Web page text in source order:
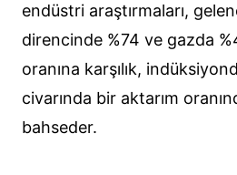
endüstri araştırmaları,
direncinde %74 ve gazda
oranına karşılık,
civarında bir aktarım
bahseder.